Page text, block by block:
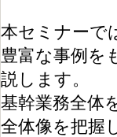
本セミナーで
豊富な事例を
説します。
基幹業務全体
全体像を把握